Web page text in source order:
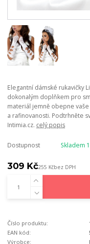
Elegantní dámské rukavičky
dokonalým doplňkem pro
materiál jemně obepne
a rafinovanosti. Podtrhněte
Intimia.cz. celý popis
Dostupnost Skladem 1
309 Kč255 Kčbez DPH
Číslo produktu:
EAN kód:
Výrobce: